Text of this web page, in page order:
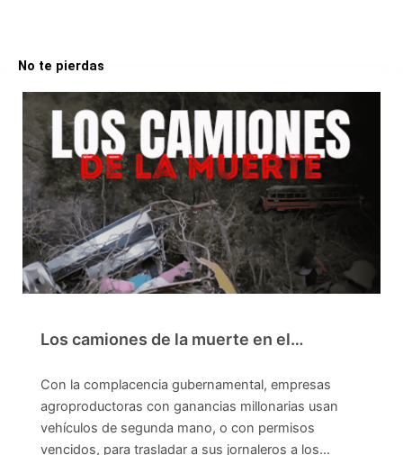
No te pierdas
Los camiones de la muerte en el…
Con la complacencia gubernamental, empresas
agroproductoras con ganancias millonarias usan
vehículos de segunda mano, o con permisos
vencidos, para trasladar a sus jornaleros a los…